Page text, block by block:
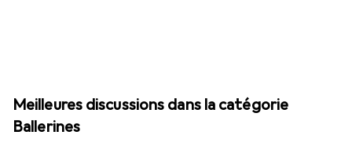
Meilleures discussions dans la catégorie
Ballerines